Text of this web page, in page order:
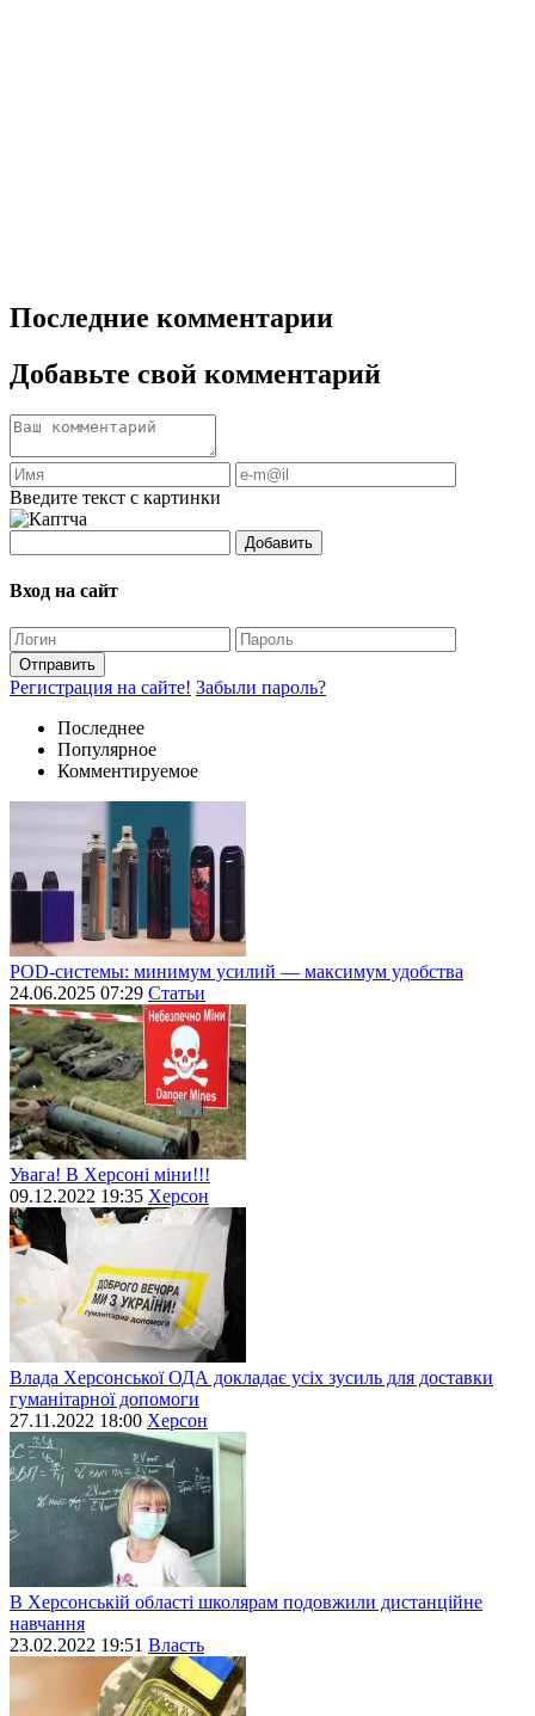
Последние комментарии
Добавьте свой комментарий
Введите текст с картинки
Добавить
Вход на сайт
Отправить
Регистрация на сайте! Забыли пароль?
Последнее
Популярное
Комментируемое
POD-системы: минимум усилий — максимум удобства
24.06.2025 07:29 Статьи
Увага! В Херсоні міни!!!
09.12.2022 19:35 Херсон
Влада Херсонської ОДА докладає усіх зусиль для доставки
гуманітарної допомоги
27.11.2022 18:00 Херсон
В Херсонській області школярам подовжили дистанційне
навчання
23.02.2022 19:51 Власть